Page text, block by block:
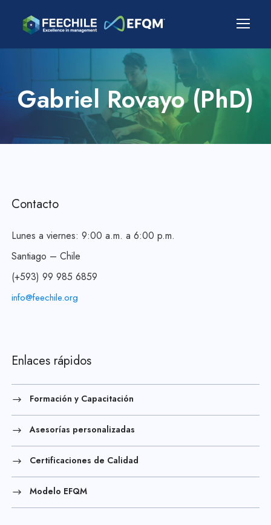
Gabriel Rovayo (PhD)
Contacto
Lunes a viernes: 9:00 a.m. a 6:00 p.m.
Santiago – Chile
(+593) 99 985 6859
info@feechile.org
Enlaces rápidos
Formación y Capacitación
Asesorías personalizadas
Certificaciones de Calidad
Modelo EFQM